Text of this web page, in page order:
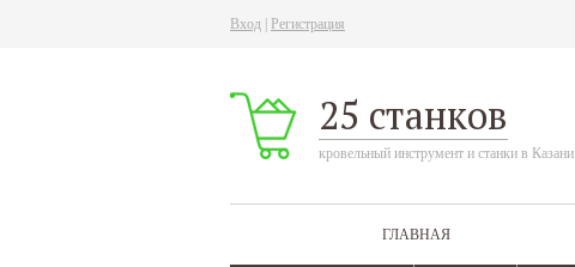
Вход Регистрация
25 станков
кровельный инструмент и станки в Казани
ГЛАВНАЯ